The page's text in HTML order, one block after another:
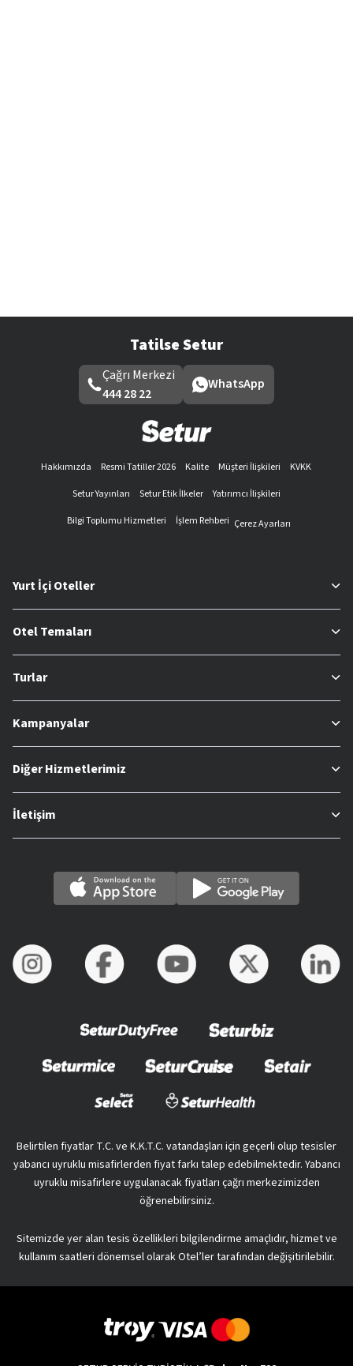
Tatilse Setur
Çağrı Merkezi
444 28 22
WhatsApp
Hakkımızda Resmi Tatiller 2026 Kalite Müşteri İlişkileri
KVKK
Setur Yayınları
Setur Etik İlkeler
Yatırımcı İlişkileri
Bilgi Toplumu Hizmetleri
İşlem Rehberi Çerez Ayarları
Yurt İçi Oteller
Otel Temaları
Turlar
Kampanyalar
Diğer Hizmetlerimiz
İletişim
Belirtilen fiyatlar T.C. ve K.K.T.C. vatandaşları için geçerli olup tesisler
yabancı uyruklu misafirlerden fiyat farkı talep edebilmektedir. Yabancı
uyruklu misafirlere uygulanacak fiyatları çağrı merkezimizden
öğrenebilirsiniz.
Sitemizde yer alan tesis özellikleri bilgilendirme amaçlıdır, hizmet ve
kullanım saatleri dönemsel olarak Otel’ler tarafından değişitirilebilir.